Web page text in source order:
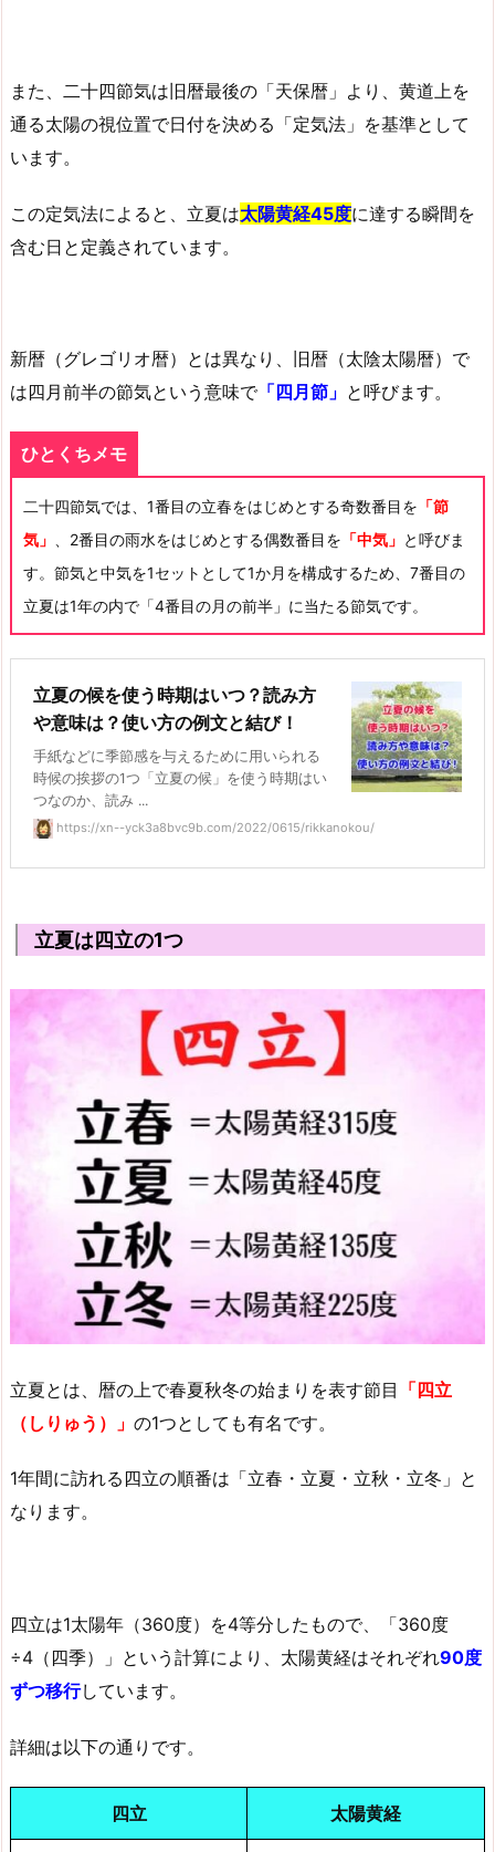
また、二十四節気は旧暦最後の「天保暦」より、黄道上を
通る太陽の視位置で日付を決める「定気法」を基準として
います。
この定気法によると、立夏は太陽黄経45度に達する瞬間を
含む日と定義されています。
新暦（グレゴリオ暦）とは異なり、旧暦（太陰太陽暦）で
は四月前半の節気という意味で「四月節」 と呼びます。
ひとくちメモ
二十四節気では、1番目の立春をはじめとする奇数番目を 「節
気」
、2番目の雨水をはじめとする偶数番目を 「中気」 と呼びま
す。節気と中気を1セットとして1か月を構成するため、7番目の
立夏は1年の内で「4番目の月の前半」に当たる節気です。
立夏の候を使う時期はいつ？読み方
や意味は？使い方の例文と結び！
手紙などに季節感を与えるために用いられる
時候の挨拶の1つ「立夏の候」を使う時期はい
つなのか、読み ...
https://xn--yck3a8bvc9b.com/2022/0615/rikkanokou/
立夏は四立の1つ
立夏とは、暦の上で春夏秋冬の始まりを表す節目 「四立
（しりゅう）」 の1つとしても有名です。
1年間に訪れる四立の順番は「立春・立夏・立秋・立冬」と
なります。
四立は1太陽年（360度）を4等分したもので、「360度
÷4（四季）」という計算により、太陽黄経はそれぞれ90度
ずつ移行しています。
詳細は以下の通りです。
四立 太陽黄経